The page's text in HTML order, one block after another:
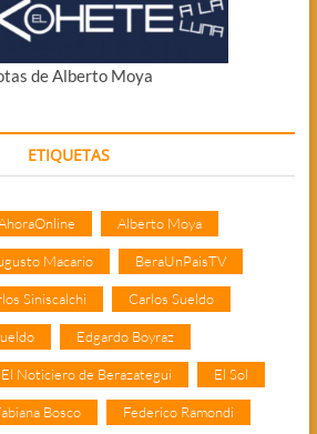
de Alberto Moya
ETIQUETAS
Alberto Moya
Macario BeraUnPaisTV
Siniscalchi Carlos Sueldo
Edgardo Boyraz
El Noticiero de Berazategui El Sol
Bosco Federico Ramondi